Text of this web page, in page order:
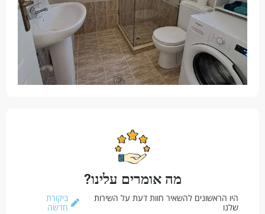
מה אומרים עלינו?
היו הראשונים להשאיר חוות דעת על השירות
שלנו
ביקורת
חדשה